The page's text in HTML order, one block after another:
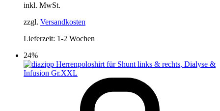
inkl. MwSt.
zzgl. Versandkosten
Lieferzeit: 1-2 Wochen
24%